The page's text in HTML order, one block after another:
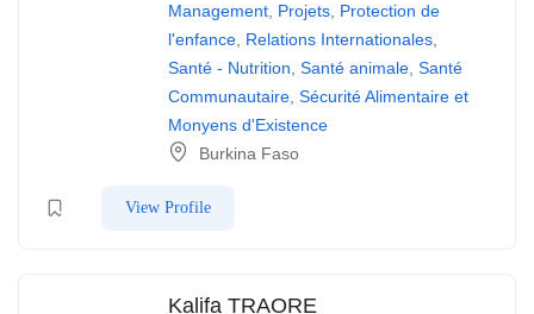
Management, Projets, Protection de
l'enfance, Relations Internationales,
Santé - Nutrition, Santé animale, Santé
Communautaire, Sécurité Alimentaire et
Monyens d'Existence
Burkina Faso
View Profile
Kalifa TRAORE